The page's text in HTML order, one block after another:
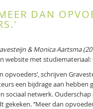
DAN
& Monica Aartsma
website met studiemateriaal:
opvoeders’, schrijven
een bijdrage aan hebben
sociaal netwerk.
‘’Meer dan